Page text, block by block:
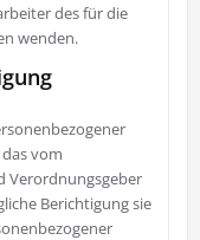
des für die
wenden.
vom
Verordnungsgeber
Berichtigung sie